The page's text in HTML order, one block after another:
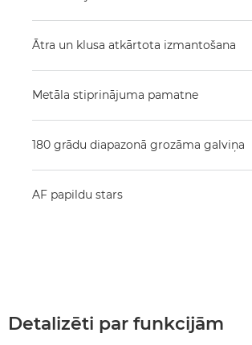
Ātra un klusa atkārtota izmantošana
Metāla stiprinājuma pamatne
180 grādu diapazonā grozāma galviņa
AF papildu stars
Detalizēti par funkcijām